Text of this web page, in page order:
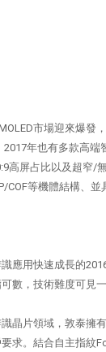
市場迎來爆發
2017年也有多款高端
高屏占比以及超窄/
COF等機體結構、
應用快速成長的
數，技術難度可見
晶片領域，敦泰擁
求。結合自主指紋